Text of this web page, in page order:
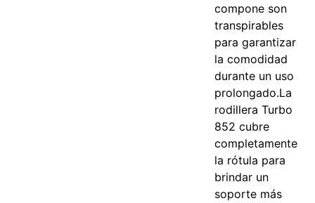
compone son
transpirables
para garantizar
la comodidad
durante un uso
prolongado.La
rodillera Turbo
852 cubre
completamente
la rótula para
brindar un
soporte más